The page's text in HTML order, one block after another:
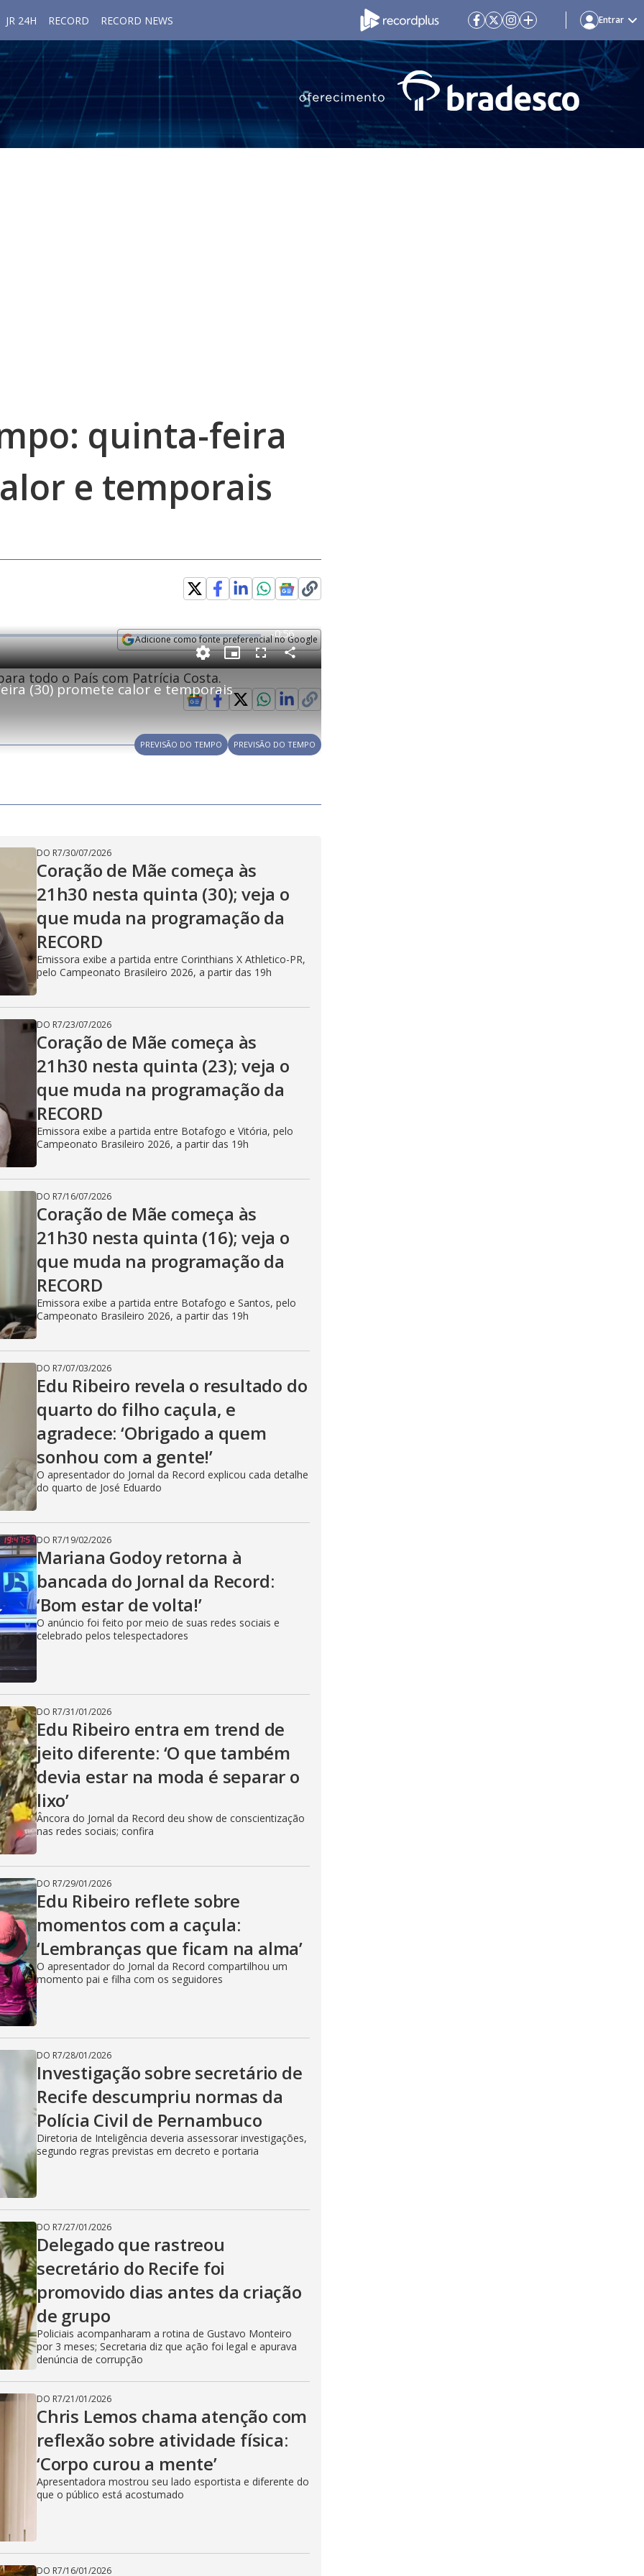
JR 24H RECORD RECORD NEWS Entrar
quinta-feira
e temporais
Adicione como fonte preferencial no Google
Opens in new window
P
l
a
y
V
i
d
e
o
(30) promete calor e temporais
R
e
m
a
i
n
-0:56
e
l
o
c
P
i
t
u
e
-
P
i
c
F
u
l
s
c
r
C
o
a
r
t
i
a
r
todo o País com Patrícia Costa.
PREVISÃO DO TEMPO PREVISÃO DO TEMPO
DO R7/30/07/2026
Coração de Mãe começa às
21h30 nesta quinta (30); veja o
que muda na programação da
RECORD
Emissora exibe a partida entre Corinthians X Athletico-PR,
pelo Campeonato Brasileiro 2026, a partir das 19h
DO R7/23/07/2026
Coração de Mãe começa às
21h30 nesta quinta (23); veja o
que muda na programação da
RECORD
Emissora exibe a partida entre Botafogo e Vitória, pelo
Campeonato Brasileiro 2026, a partir das 19h
DO R7/16/07/2026
Coração de Mãe começa às
21h30 nesta quinta (16); veja o
que muda na programação da
RECORD
Emissora exibe a partida entre Botafogo e Santos, pelo
Campeonato Brasileiro 2026, a partir das 19h
DO R7/07/03/2026
Edu Ribeiro revela o resultado do
quarto do filho caçula, e
agradece: ‘Obrigado a quem
sonhou com a gente!’
O apresentador do Jornal da Record explicou cada detalhe
do quarto de José Eduardo
DO R7/19/02/2026
Mariana Godoy retorna à
bancada do Jornal da Record:
‘Bom estar de volta!’
O anúncio foi feito por meio de suas redes sociais e
celebrado pelos telespectadores
DO R7/31/01/2026
Edu Ribeiro entra em trend de
jeito diferente: ‘O que também
devia estar na moda é separar o
lixo’
Âncora do Jornal da Record deu show de conscientização
nas redes sociais; confira
DO R7/29/01/2026
Edu Ribeiro reflete sobre
momentos com a caçula:
‘Lembranças que ficam na alma’
O apresentador do Jornal da Record compartilhou um
momento pai e filha com os seguidores
DO R7/28/01/2026
Investigação sobre secretário de
Recife descumpriu normas da
Polícia Civil de Pernambuco
Diretoria de Inteligência deveria assessorar investigações,
segundo regras previstas em decreto e portaria
DO R7/27/01/2026
Delegado que rastreou
secretário do Recife foi
promovido dias antes da criação
de grupo
Policiais acompanharam a rotina de Gustavo Monteiro
por 3 meses; Secretaria diz que ação foi legal e apurava
denúncia de corrupção
DO R7/21/01/2026
Chris Lemos chama atenção com
reflexão sobre atividade física:
‘Corpo curou a mente’
Apresentadora mostrou seu lado esportista e diferente do
que o público está acostumado
DO R7/16/01/2026